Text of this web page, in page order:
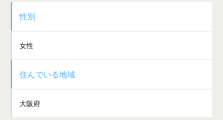
性別
女性
住んでいる地域
大阪府